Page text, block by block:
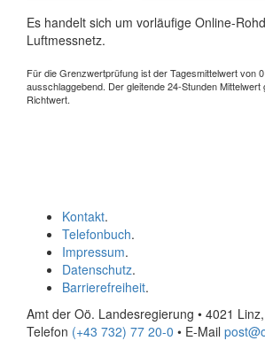
Es handelt sich um vorläufige Online-
Luftmessnetz.
Für die Grenzwertprüfung ist der Tagesmittelwert von
ausschlaggebend. Der gleitende 24-Stunden Mittelwert
Richtwert.
Kontakt.
Telefonbuch.
Impressum.
Datenschutz.
Barrierefreiheit.
Amt der Oö. Landesregierung • 4021
Telefon (+43 732) 77 20-0 • E-Mail